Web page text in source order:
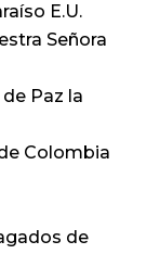
E.U.
Señora
Paz la
Colombia
de